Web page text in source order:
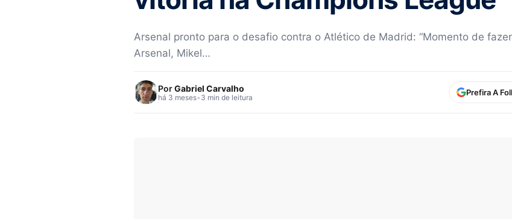
Arsenal pronto para o desafio contra o Atlético de Madrid: “Momento de
Arsenal, Mikel…
PorGabriel Carvalho
há 3 meses• 3 min de leitura
Prefira A